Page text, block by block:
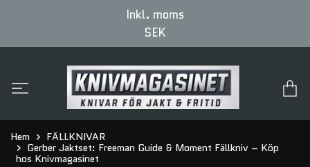
Inkl. moms
SEK
Hem
FÄLLKNIVAR
Gerber Jaktset: Freeman Guide & Moment Fällkniv – Köp
hos Knivmagasinet